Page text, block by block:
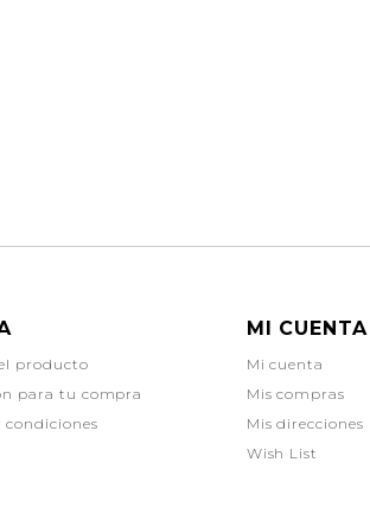
producto
para tu compra
condiciones
MI CUENTA
Mi cuenta
Mis compras
Mis direcciones
Wish List